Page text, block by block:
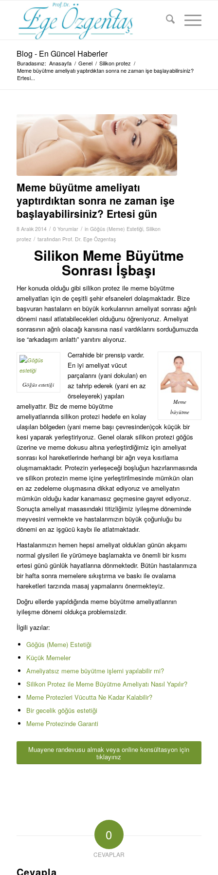
Blog - En Güncel Haberler
Buradasınız: Anasayfa / Genel / Silikon protez /
Meme büyütme ameliyatı yaptırdıktan sonra ne zaman işe başlayabilirsiniz?
Ertesi...
Meme büyütme ameliyatı
yaptırdıktan sonra ne zaman işe
başlayabilirsiniz? Ertesi gün
8 Aralık 2014 / 0 Yorumlar / in Göğüs (Meme) Estetiği, Silikon
protez / tarafından Prof. Dr. Ege Özgentaş
Silikon Meme Büyütme
Sonrası İşbaşı
Her konuda olduğu gibi silikon protez ile meme büyütme
ameliyatları için de çeşitli şehir efsaneleri dolaşmaktadır. Bize
başvuran hastaların en büyük korkularının ameliyat sonrası ağrılı
dönemi nasıl atlatabilecekleri olduğunu öğreniyoruz. Ameliyat
sonrasının ağrılı olacağı kanısına nasıl vardıklarını sorduğumuzda
ise “arkadaşım anlattı” yanıtını alıyoruz.
Göğüs estetiği
Meme
büyütme
Cerrahide bir prensip vardır.
En iyi ameliyat vücut
parçalarını (yani dokuları) en
az tahrip ederek (yani en az
örseleyerek) yapılan
ameliyattır. Biz de meme büyütme
ameliyatlarında silikon protezi hedefe en kolay
ulaşılan bölgeden (yani meme başı çevresinden)çok küçük bir
kesi yaparak yerleştiriyoruz. Genel olarak silikon protezi göğüs
üzerine ve meme dokusu altına yerleştirdiğimiz için ameliyat
sonrası kol hareketlerinde herhangi bir ağrı veya kısıtlama
oluşmamaktadır. Protezin yerleşeceği boşluğun hazırlanmasında
ve silikon protezin meme içine yerleştirilmesinde mümkün olan
en az zedeleme oluşmasına dikkat ediyoruz ve ameliyatın
mümkün olduğu kadar kanamasız geçmesine gayret ediyoruz.
Sonuçta ameliyat masasındaki titizliğimiz iyileşme döneminde
meyvesini vermekte ve hastalarımızın büyük çoğunluğu bu
dönemi en az işgücü kaybı ile atlatmaktadır.
Hastalarımızın hemen hepsi ameliyat oldukları günün akşamı
normal giysileri ile yürümeye başlamakta ve önemli bir kısmı
ertesi günü günlük hayatlarına dönmektedir. Bütün hastalarımıza
bir hafta sonra memelere sıkıştırma ve baskı ile ovalama
hareketleri tarzında masaj yapmalarını önermekteyiz.
Doğru ellerde yapıldığında meme büyütme ameliyatlarının
iyileşme dönemi oldukça problemsizdir.
İlgili yazılar:
Göğüs (Meme) Estetiği
Küçük Memeler
Ameliyatsız meme büyütme işlemi yapılabilir mi?
Silikon Protez ile Meme Büyütme Ameliyatı Nasıl Yapılır?
Meme Protezleri Vücutta Ne Kadar Kalabilir?
Bir gecelik göğüs estetiği
Meme Protezinde Garanti
Muayene randevusu almak veya online konsültasyon için
tıklayınız
0
CEVAPLAR
Cevapla